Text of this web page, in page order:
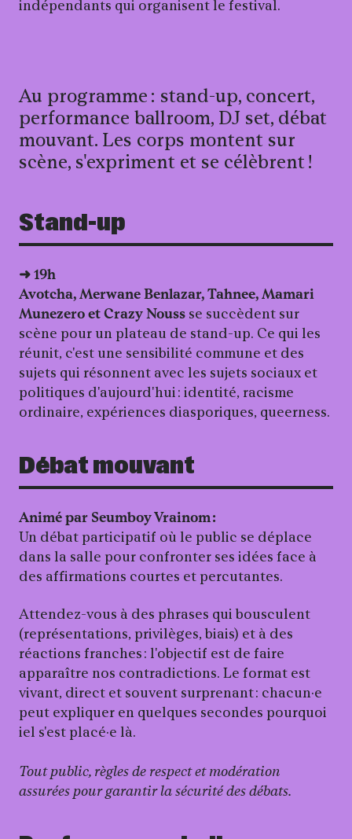
indépendants qui organisent le festival.
Au programme : stand-up, concert,
performance ballroom, DJ set, débat
mouvant. Les corps montent sur
scène, s'expriment et se célèbrent !
Stand-up
➜ 19h
Avotcha, Merwane Benlazar, Tahnee, Mamari
Munezero et Crazy Nouss se succèdent sur
scène pour un plateau de stand-up. Ce qui les
réunit, c'est une sensibilité commune et des
sujets qui résonnent avec les sujets sociaux et
politiques d'aujourd'hui : identité, racisme
ordinaire, expériences diasporiques, queerness.
Débat mouvant
Animé par Seumboy Vrainom :
Un débat participatif où le public se déplace
dans la salle pour confronter ses idées face à
des affirmations courtes et percutantes.
Attendez‑vous à des phrases qui bousculent
(représentations, privilèges, biais) et à des
réactions franches : l'objectif est de faire
apparaître nos contradictions. Le format est
vivant, direct et souvent surprenant : chacun·e
peut expliquer en quelques secondes pourquoi
iel s'est placé·e là.
Tout public, règles de respect et modération
assurées pour garantir la sécurité des débats.